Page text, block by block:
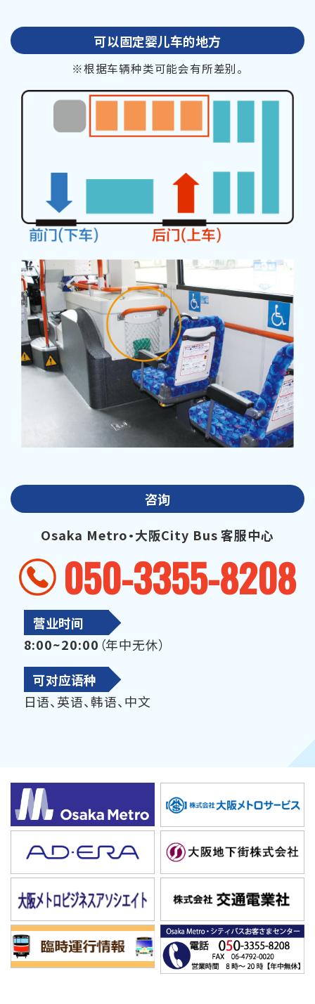
可以固定婴儿车的地方
※根据车辆种类可能会有所差别。
咨询
Osaka Metro・大阪City Bus 客服中心
050-3355-8208
营业时间
8:00~20:00 （年中无休）
可对应语种
日语、英语、韩语、中文